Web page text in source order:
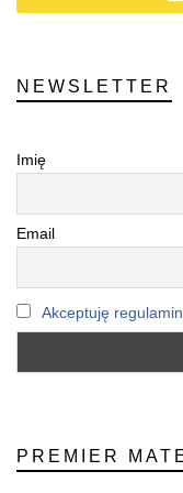
NEWSLETTER
Imię
Email
Akceptuję regulamin
PREMIER